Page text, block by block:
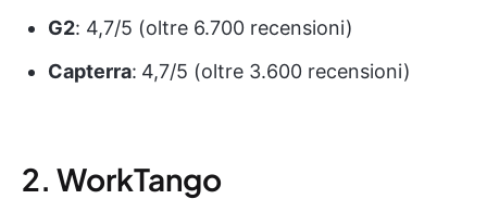
G2: 4,7/5 (oltre 6.700 recensioni)
Capterra: 4,7/5 (oltre 3.600 recensioni)
2. WorkTango